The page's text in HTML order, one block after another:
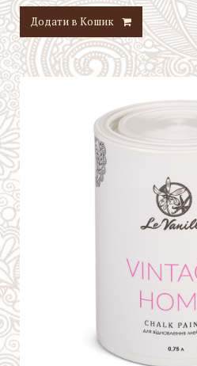
Додати в Кошик